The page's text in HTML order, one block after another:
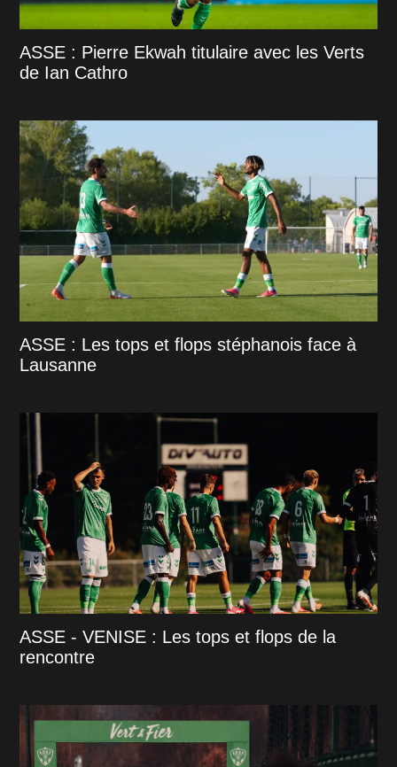
ASSE : Pierre Ekwah titulaire avec les Verts
de Ian Cathro
ASSE : Les tops et flops stéphanois face à
Lausanne
ASSE - VENISE : Les tops et flops de la
rencontre